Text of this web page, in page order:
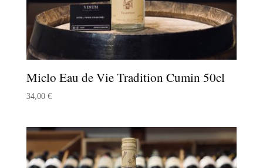
Miclo Eau de Vie Tradition Cumin 50cl
34,00 €